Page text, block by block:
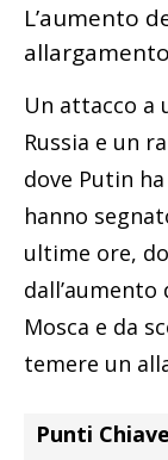
L’aumento
Un attacco a
Russia e un
dove Putin
hanno
ultime ore,
Mosca e da
temere un
Punti